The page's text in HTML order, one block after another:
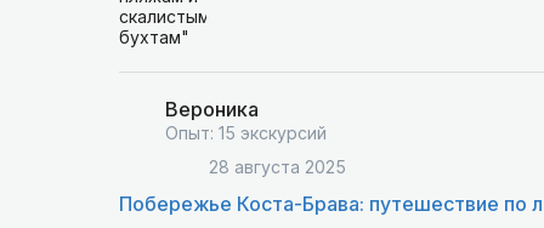
Вероника
Опыт: 15 экскурсий
28 августа 2025
Побережье Коста-Брава: путешествие по